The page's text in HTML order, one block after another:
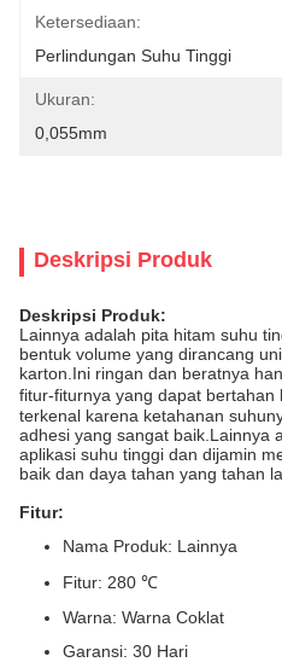
Ketersediaan:
Perlindungan Suhu Tinggi
Ukuran:
0,055mm
Deskripsi Produk
Deskripsi Produk:
Lainnya adalah pita hitam suhu
bentuk volume yang dirancang
karton.Ini ringan dan beratnya
fitur-fiturnya yang dapat
terkenal karena ketahanan
adhesi yang sangat baik.Lainnya
aplikasi suhu tinggi dan dijamin
baik dan daya tahan yang tahan
Fitur:
Nama Produk: Lainnya
Fitur: 280 ℃
Warna: Warna Coklat
Garansi: 30 Hari